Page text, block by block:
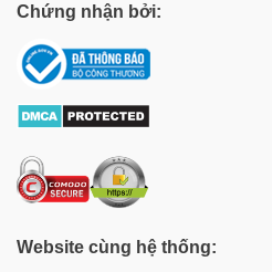
Chứng nhận bởi:
Website cùng hệ thống: